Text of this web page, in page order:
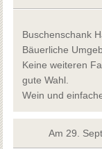
Buschenschank
Bäuerliche
Keine weiteren
gute Wahl.
Wein und
Am 29.